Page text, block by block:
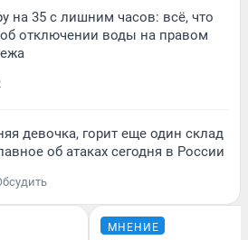
на 35 с лишним часов: всё, что
отключении воды на правом
девочка, горит еще один склад
об атаках сегодня в России
МНЕНИЕ